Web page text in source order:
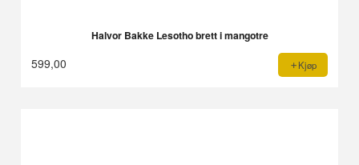
Halvor Bakke Lesotho brett i mangotre
599,00 Kjøp